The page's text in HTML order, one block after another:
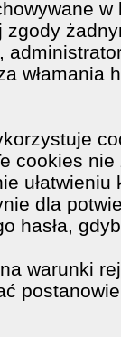
zgody
włamania
cookies
dla
hasła,
warunki